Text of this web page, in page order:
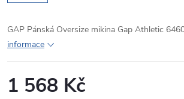
GAP Pánská Oversize mikina Gap Athletic
informace
1 568 Kč